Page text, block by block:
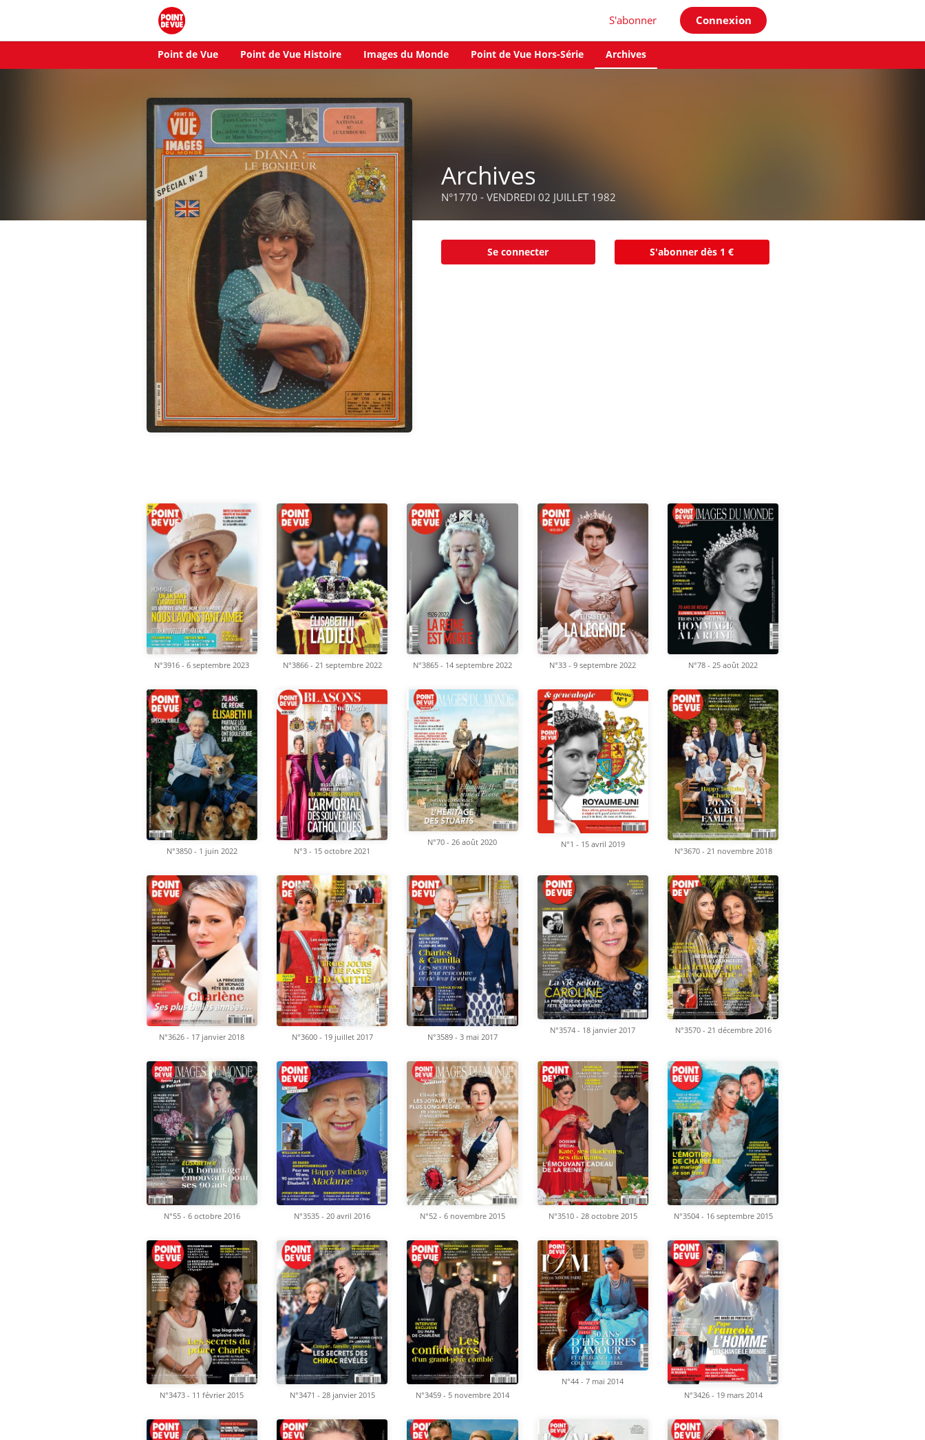
S'abonner Connexion
Point de Vue Point de Vue Histoire Images du Monde Point de Vue Hors-Série Archives
Archives
N°1770 - VENDREDI 02 JUILLET 1982
Se connecter S'abonner dès 1 €
N°3916 - 6 septembre 2023 N°3866 - 21 septembre 2022 N°3865 - 14 septembre 2022 N°33 - 9 septembre 2022 N°78 - 25 août 2022
N°3850 - 1 juin 2022 N°3 - 15 octobre 2021
N°70 - 26 août 2020 N°1 - 15 avril 2019
N°3670 - 21 novembre 2018
N°3626 - 17 janvier 2018 N°3600 - 19 juillet 2017 N°3589 - 3 mai 2017
N°3574 - 18 janvier 2017 N°3570 - 21 décembre 2016
N°55 - 6 octobre 2016 N°3535 - 20 avril 2016 N°52 - 6 novembre 2015 N°3510 - 28 octobre 2015 N°3504 - 16 septembre 2015
N°3473 - 11 février 2015 N°3471 - 28 janvier 2015 N°3459 - 5 novembre 2014
N°44 - 7 mai 2014
N°3426 - 19 mars 2014